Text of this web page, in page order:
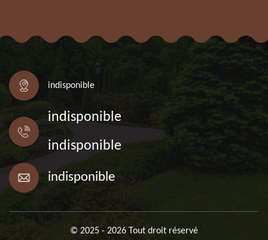
indisponible
indisponible
indisponible
indisponible
© 2025 - 2026 Tout droit réservé